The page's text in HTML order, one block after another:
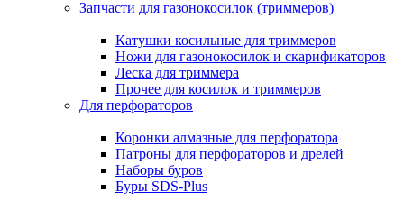
Запчасти для газонокосилок (триммеров)
Катушки косильные для триммеров
Ножи для газонокосилок и скарификаторов
Леска для триммера
Прочее для косилок и триммеров
Для перфораторов
Коронки алмазные для перфоратора
Патроны для перфораторов и дрелей
Наборы буров
Буры SDS-Plus